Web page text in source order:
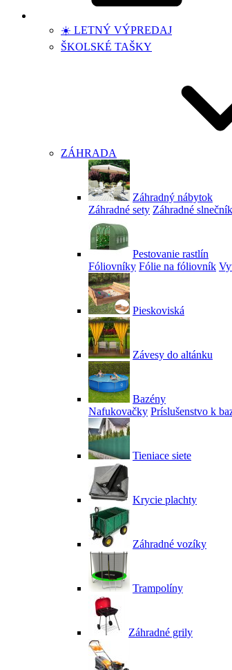
☀️ LETNÝ VÝPREDAJ
ŠKOLSKÉ TAŠKY
ZÁHRADA
Záhradný nábytok
Záhradné sety Záhradné
Pestovanie rastlín
Fóliovníky Fólie na fóliovník
Pieskoviská
Závesy do altánku
Bazény
Nafukovačky Príslušenstvo k
Tieniace siete
Krycie plachty
Záhradné vozíky
Trampolíny
Záhradné grily